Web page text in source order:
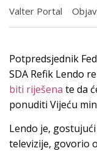
Valter Portal
Potpredsjednik
SDA Refik Lendo
biti riješena te da
ponuditi Vijeću
Lendo je,
televizije, govorio